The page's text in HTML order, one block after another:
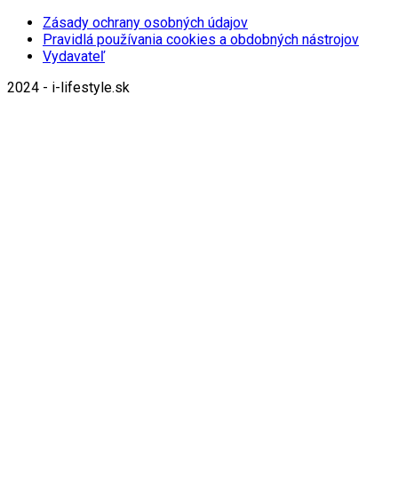
Zásady ochrany osobných údajov
Pravidlá používania cookies a obdobných nástrojov
Vydavateľ
2024 - i-lifestyle.sk